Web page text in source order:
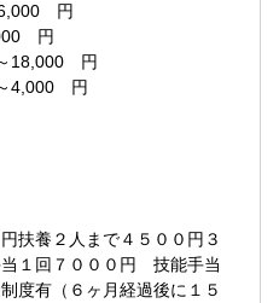
円
円
18,000 円
4,000 円
扶養２人まで４５００円３
１回７０００円 技能手当
度有（６ヶ月経過後に１５